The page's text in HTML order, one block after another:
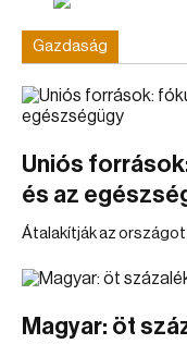
Gazdaság
Uniós
és az
Átalakítják az
Magyar: öt